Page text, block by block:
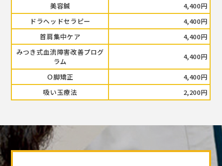
美容鍼
4,400円
ドラヘッドセラピー
4,400円
首肩集中ケア
4,400円
みつき式血流障害改善プログ
ラム
4,400円
Ｏ脚矯正
4,400円
吸い玉療法
2,200円